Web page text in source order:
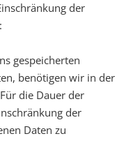
der
gespeicherten
benötigen wir in der
die Dauer der
der
Daten zu